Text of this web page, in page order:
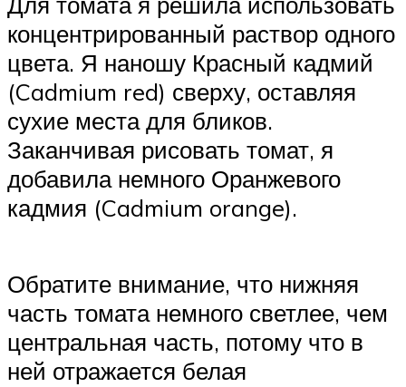
концентрированный раствор одного
цвета. Я наношу Красный кадмий
(Cadmium red) сверху, оставляя
сухие места для бликов.
Заканчивая рисовать томат, я
добавила немного Оранжевого
кадмия (Cadmium orange).
Обратите внимание, что нижняя
часть томата немного светлее, чем
центральная часть, потому что в
ней отражается белая